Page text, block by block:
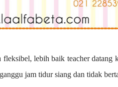
lebih baik teacher datang
jam tidur siang dan tidak